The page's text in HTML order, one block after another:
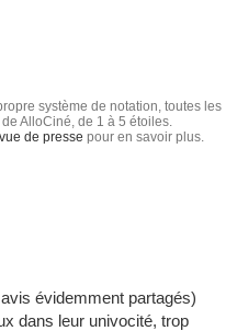
système de notation, toutes les
AlloCiné, de 1 à 5 étoiles.
de presse pour en savoir plus.
évidemment partagés)
dans leur univocité, trop